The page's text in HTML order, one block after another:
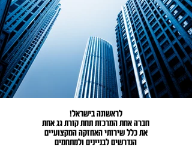
לראשונה בישראל!
חברה אחת המרכזת תחת קורת גג אחת
את כלל שירותי האחזקה המקצועיים
הנדרשים לבניינים ולמתחמים